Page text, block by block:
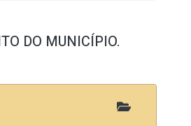
DO MUNICÍPIO.